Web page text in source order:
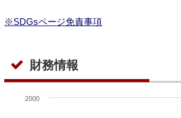
※SDGsページ免責事項
財務情報
2000